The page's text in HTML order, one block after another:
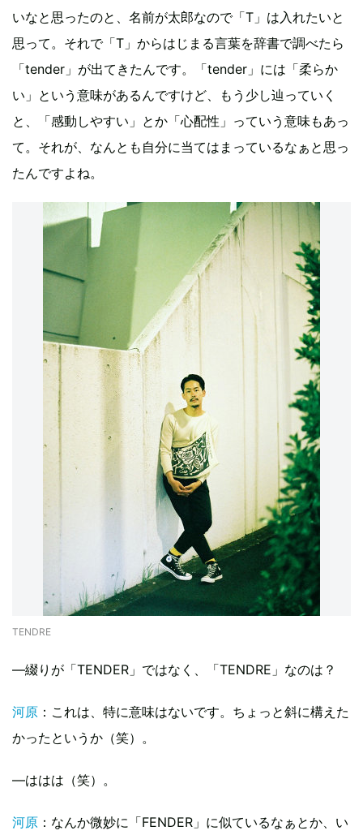
いなと思ったのと、名前が太郎なので「T」は入れたいと
思って。それで「T」からはじまる言葉を辞書で調べたら
「tender」が出てきたんです。「tender」には「柔らか
い」という意味があるんですけど、もう少し辿っていく
と、「感動しやすい」とか「心配性」っていう意味もあっ
て。それが、なんとも自分に当てはまっているなぁと思っ
たんですよね。
TENDRE
—綴りが「TENDER」ではなく、「TENDRE」なのは？
河原 ：これは、特に意味はないです。ちょっと斜に構えた
かったというか（笑）。
—ははは（笑）。
河原 ：なんか微妙に「FENDER」に似ているなぁとか、い